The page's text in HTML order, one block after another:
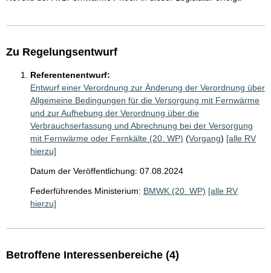
Zu Regelungsentwurf
Referentenentwurf:
Entwurf einer Verordnung zur Änderung der Verordnung über
Allgemeine Bedingungen für die Versorgung mit Fernwärme
und zur Aufhebung der Verordnung über die
Verbrauchserfassung und Abrechnung bei der Versorgung
mit Fernwärme oder Fernkälte (20. WP) (Vorgang) [alle RV
hierzu]
Datum der Veröffentlichung: 07.08.2024
Federführendes Ministerium: BMWK (20. WP) [alle RV
hierzu]
Betroffene Interessenbereiche (4)